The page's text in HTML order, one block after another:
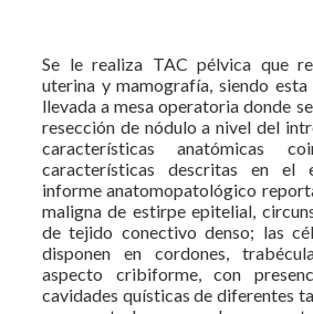
Se le realiza TAC pélvica que
uterina y mamografía, siendo
llevada a mesa operatoria donde
resección de nódulo a nivel del
características anatómicas
características descritas en el
informe anatomopatológico
maligna de estirpe epitelial,
de tejido conectivo denso; las
disponen en cordones,
aspecto cribiforme, con
cavidades quísticas de diferentes